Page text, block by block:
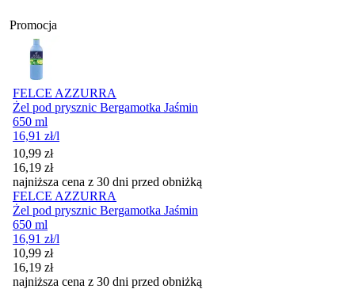
Promocja
FELCE AZZURRA
Żel pod prysznic Bergamotka Jaśmin
650 ml
16,91 zł/l
Cena promocyjna
10,99 zł
16,19 zł
najniższa cena z 30 dni przed obniżką
FELCE AZZURRA
Żel pod prysznic Bergamotka Jaśmin
650 ml
16,91 zł/l
Cena promocyjna
10,99 zł
16,19 zł
najniższa cena z 30 dni przed obniżką